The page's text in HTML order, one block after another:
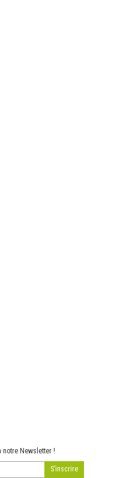
notre Newsletter !